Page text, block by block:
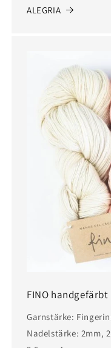
ALEGRIA
FINO handgefärbt
Garnstärke:
Nadelstärke: 2mm,